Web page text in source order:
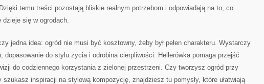
temu treści pozostają bliskie realnym potrzebom i odpowiadają na to, co
dzieje się w ogrodach.
jedna idea: ogród nie musi być kosztowny, żeby był pełen charakteru. Wystarczy
dopasowanie do stylu życia i odrobina cierpliwości. Hellerówka pomaga przejść
do codziennego korzystania z zielonej przestrzeni. Czy tworzysz ogród przy
szukasz inspiracji na stylową kompozycję, znajdziesz tu pomysły, które ułatwiają